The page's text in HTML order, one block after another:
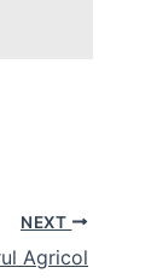
NEXT
Agricol